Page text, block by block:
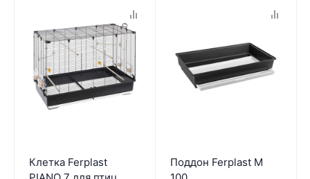
Клетка Ferplast
Поддон Ferplast M